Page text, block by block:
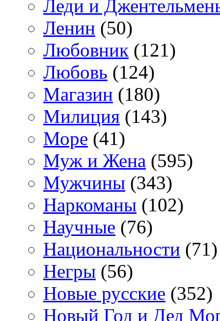
Леди и
Ленин (50)
Любовник (121)
Любовь (124)
Магазин (180)
Милиция (143)
Море (41)
Муж и Жена (595)
Мужчины (343)
Наркоманы (102)
Научные (76)
Национальности (71)
Негры (56)
Новые русские (352)
Новый Год и Дед